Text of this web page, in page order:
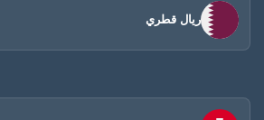
ريال قطري